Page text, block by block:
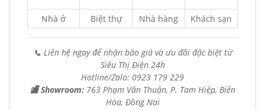
Nhà ở Biệt thự Nhà hàng Khách sạn
📞 Liên hệ ngay để nhận báo giá và ưu đãi đặc biệt từ
Siêu Thị Điện 24h
Hotline/Zalo: 0923 179 229
🏬 Showroom: 763 Phạm Văn Thuận, P. Tam Hiệp, Biên
Hòa, Đồng Nai